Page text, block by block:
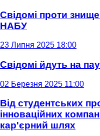
Свідомі проти
НАБУ
23 Липня 2025 18:00
Свідомі йдуть на
02 Березня 2025 11:00
Від студентських
інноваційних
кар'єрний шлях